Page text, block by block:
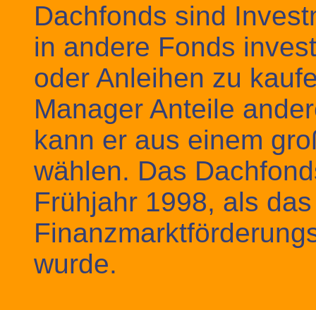
Dachfonds sind
in andere Fonds
oder Anleihen zu
Manager Anteile
kann er aus einem
wählen. Das
Frühjahr 1998, als
wurde.